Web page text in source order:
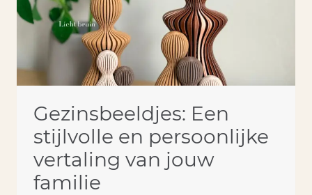
Gezinsbeeldjes: Een
stijlvolle en persoonlijke
vertaling van jouw
familie